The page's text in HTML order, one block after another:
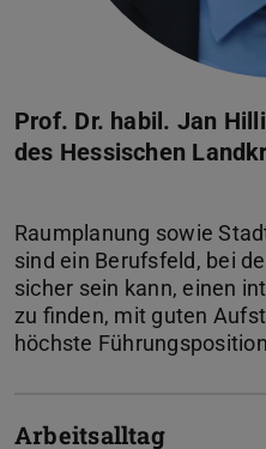
Prof. Dr. habil. Jan
des Hessischen
Raumplanung sowie
sind ein Berufsfeld, bei
sicher sein kann, einen
zu finden, mit guten
Arbeitsalltag